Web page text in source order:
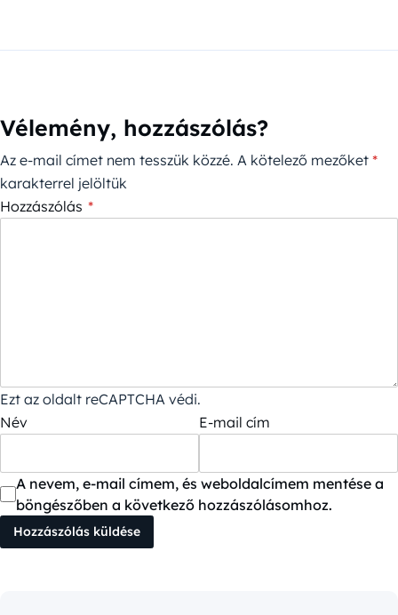
Vélemény, hozzászólás?
Az e-mail címet nem tesszük közzé. A kötelező mezőket *
karakterrel jelöltük
Hozzászólás *
Ezt az oldalt reCAPTCHA védi.
Név
E-mail cím
A nevem, e-mail címem, és weboldalcímem mentése a
böngészőben a következő hozzászólásomhoz.